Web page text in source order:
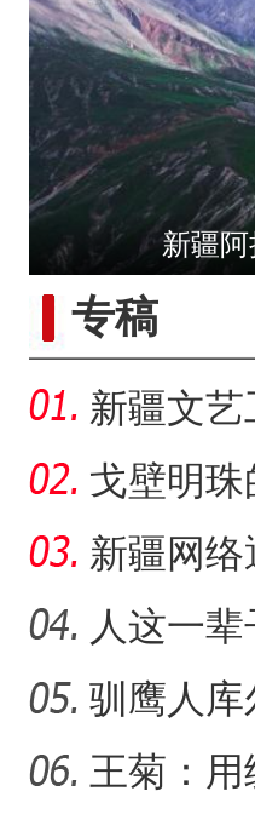
【与
【与
新疆
“中
专稿
新疆文
把美好
听
戈壁明
菇湖水
新疆网
展 拉近
人这一
趟新星市
驯鹰人库
世纪的
王菊：